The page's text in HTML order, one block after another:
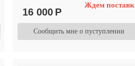
16 000 Р
Ждем
Сообщить мне о пуступлении